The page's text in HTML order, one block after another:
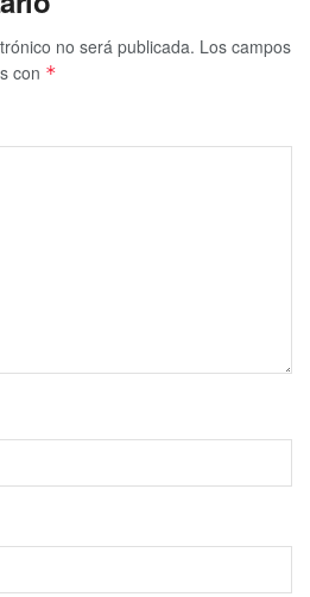
no será publicada. Los campos
con *